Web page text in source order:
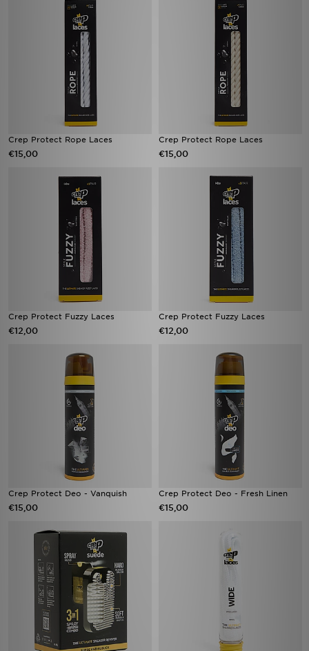
Crep Protect Rope Laces
€15,00
Crep Protect Rope Laces
€15,00
Crep Protect Fuzzy Laces
€12,00
Crep Protect Fuzzy Laces
€12,00
Crep Protect Deo - Vanquish
€15,00
Crep Protect Deo - Fresh Linen
€15,00